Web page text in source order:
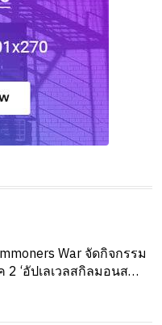
War จัดกิจกรรม
2 ‘อัปเลเวลสกิลมอนส
นฯ 5 ดาวกันให้หนำใจ!